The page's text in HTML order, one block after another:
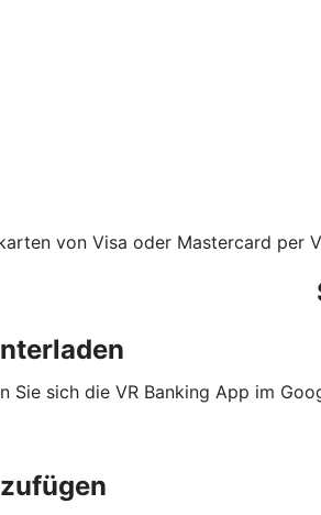
von Visa oder Mastercard per
Sie sich die VR Banking App im